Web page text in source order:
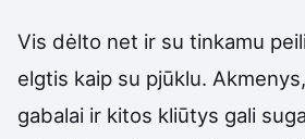
Vis dėlto net ir su tinkamu
elgtis kaip su pjūklu.
gabalai ir kitos kliūtys gali